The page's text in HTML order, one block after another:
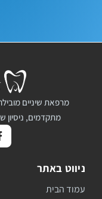
מרפאת שיניים
מתקדמים, ניסיון
ניווט באתר
עמוד הבית